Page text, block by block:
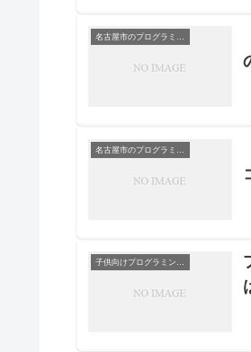
名古屋市のプログラミングスクール
子供向けプログラミングスクール